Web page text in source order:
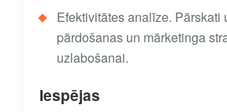
Efektivitātes analīze. Pārskati
pārdošanas un mārketinga
uzlabošanai.
Iespējas